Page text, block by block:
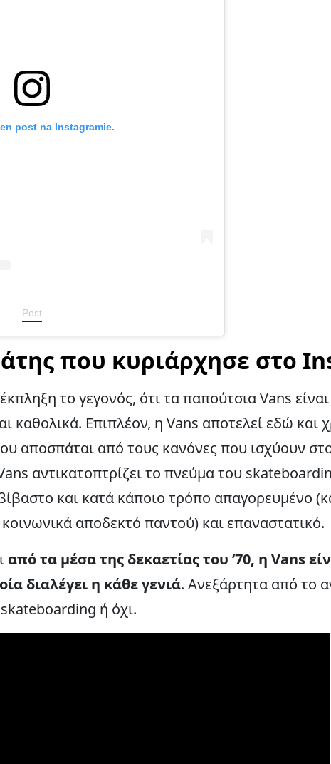
post na Instagramie.
Post
που κυριάρχησε στο
το γεγονός, ότι τα παπούτσια Vans
καθολικά. Επιπλέον, η Vans αποτελεί εδώ και
αποσπάται από τους κανόνες που ισχύουν
αντικατοπτρίζει το πνεύμα του
και κατά κάποιο τρόπο απαγορευμένο
αποδεκτό παντού) και επαναστατικό.
από τα μέσα της δεκαετίας του ’70, η Vans
διαλέγει η κάθε γενιά. Ανεξάρτητα από το
ή όχι.